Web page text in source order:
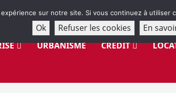
URBANISME CRÉDIT
sur notre site. Si vous continuez à
Ok Refuser les cookies En